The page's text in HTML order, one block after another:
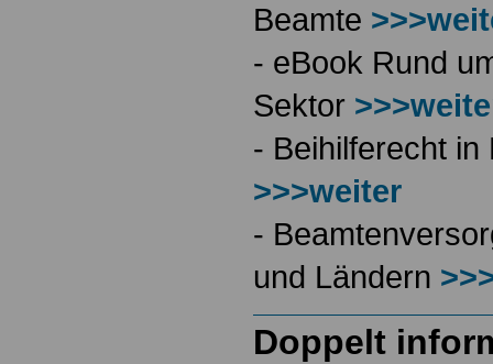
Beamte
- eBook Rund
Sektor
- Beihilferecht
>>>weiter
-
und Ländern
Doppelt